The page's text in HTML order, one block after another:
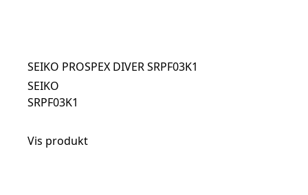
SEIKO PROSPEX DIVER SRPF03K1
SEIKO
SRPF03K1
Vis produkt